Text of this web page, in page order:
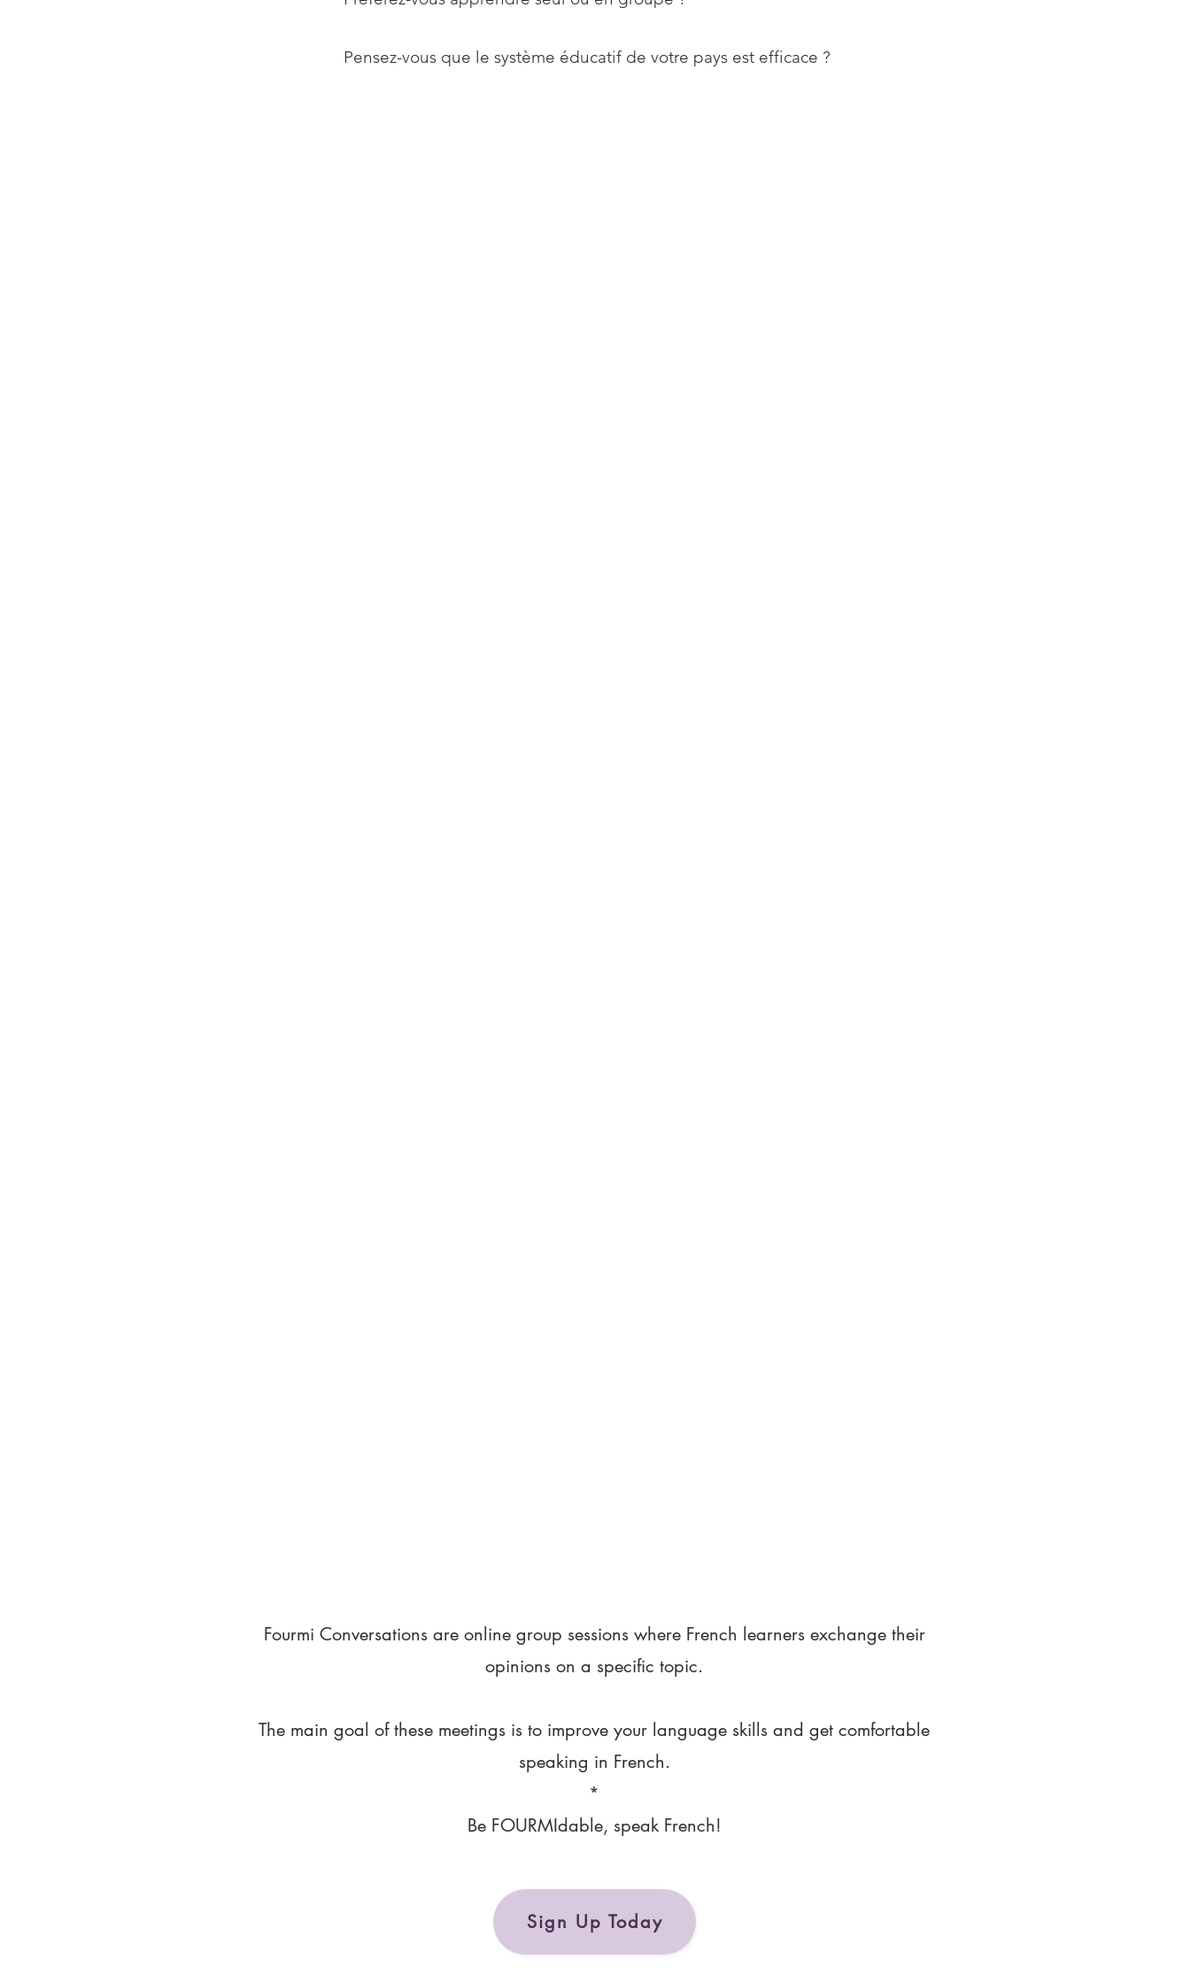
Pensez-vous que le système éducatif de votre pays est efficace ?
Fourmi Conversations are online group sessions where French learners exchange their
opinions on a specific topic.
The main goal of these meetings is to improve your language skills and get comfortable
speaking in French.
*
Be FOURMIdable, speak French!
Sign Up Today